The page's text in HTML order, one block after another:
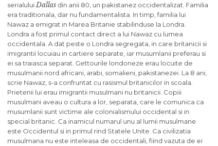
serialuluiDallas din anii 80, un pakistanez occidentalizat. Familia
era traditionala, dar nu fundamentalista. In timp, familia lui
Nawaz a emigrat in Marea Britanie stabilinduse la Londra.
Londra a fost primul contact direct a lui Nawaz cu lumea
occidentala. A dat peste o Londra segregata, in care britanicii si
imigrantii locuiau in cartiere separate, iar musumlanii preferau si
ei sa traiasca separat. Gettourile londoneze erau locuite de
musulmanii nord africani, arabi, somalieni, pakistanezei. La 8 ani,
scrie Nawaz, s-a confruntat cu rasismul britanicilor in scoala.
Prietenii lui erau imigrantii musulmani nu britanicii. Copiii
musulmani aveau o cultura a lor, separata, care le comunica ca
musumlanii sunt victime ale colonialismului occidental si in
special britanic. Ca inamicul numarul unu al lumii musulmane
este Occidentul si in primul rind Statele Unite. Ca civilizatia
musulmana nu este inteleasa de occidentali, fiind vazuta de ei